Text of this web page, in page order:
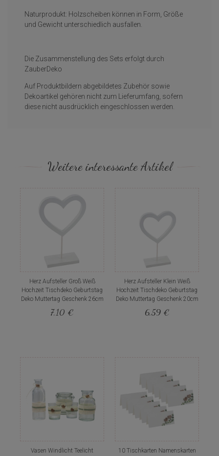
Naturprodukt: Holzscheiben können in Form, Größe
und Gewicht unterschiedlich ausfallen.
Die Zusammenstellung des Sets erfolgt durch
ZauberDeko
Auf Produktbildern abgebildetes Zubehör sowie
Dekoartikel gehören nicht zum Lieferumfang, sofern
diese nicht ausdrücklich eingeschlossen werden.
Weitere interessante Artikel
Herz Aufsteller Groß Weiß
Hochzeit Tischdeko Geburtstag
Deko Muttertag Geschenk 26cm
7,10 €
Herz Aufsteller Klein Weiß
Hochzeit Tischdeko Geburtstag
Deko Muttertag Geschenk 20cm
6,59 €
Vasen Windlicht Teelicht
10 Tischkarten Namenskarten